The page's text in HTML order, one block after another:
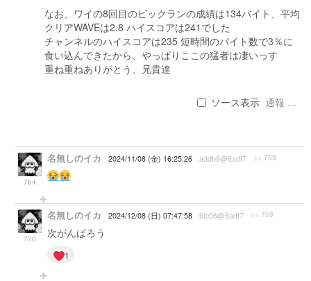
なお、ワイの8回目のビックランの成績は134バイト、平均
クリアWAVEは2.8 ハイスコアは241でした
チャンネルのハイスコアは235 短時間のバイト数で3％に
食い込んできたから、やっぱりここの猛者は凄いっす
重ね重ねありがとう、兄貴達
ソース表示 通報 ...
764
名無しのイカ 2024/11/08 (金) 16:25:26 addb9@6adf7 >> 759
770
名無しのイカ 2024/12/08 (日) 07:47:58 6fc06@6adf7 >> 759
次がんばろう
1